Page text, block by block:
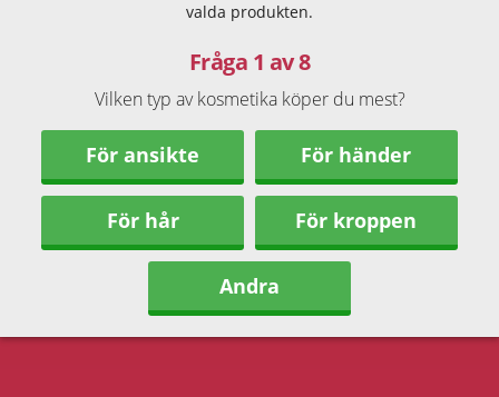
valda produkten.
Fråga 1 av 8
Vilken typ av kosmetika köper du mest?
För ansikte För händer
För hår För kroppen
Andra